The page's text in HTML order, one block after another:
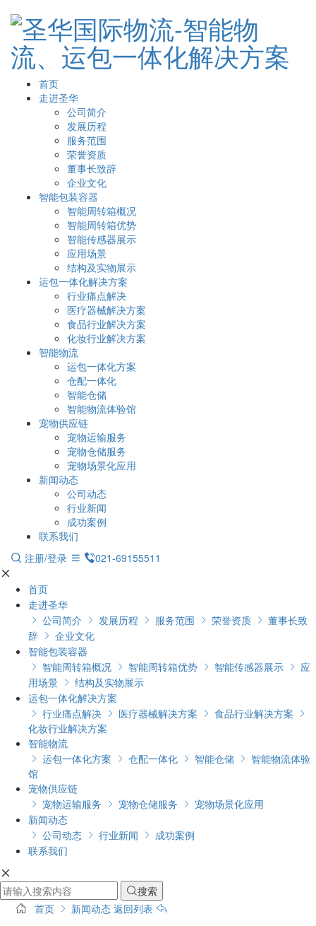
首页
走进圣华
公司简介
发展历程
服务范围
荣誉资质
董事长致辞
企业文化
智能包装容器
智能周转箱概况
智能周转箱优势
智能传感器展示
应用场景
结构及实物展示
运包一体化解决方案
行业痛点解决
医疗器械解决方案
食品行业解决方案
化妆行业解决方案
智能物流
运包一体化方案
仓配一体化
智能仓储
智能物流体验馆
宠物供应链
宠物运输服务
宠物仓储服务
宠物场景化应用
新闻动态
公司动态
行业新闻
成功案例
联系我们
注册/登录
021-69155511
首页
走进圣华
 公司简介  发展历程  服务范围  荣誉资质  董事长致
辞
 企业文化
智能包装容器
 智能周转箱概况  智能周转箱优势  智能传感器展示 
应
用场景
 结构及实物展示
运包一体化解决方案
 行业痛点解决  医疗器械解决方案  食品行业解决方案 
化妆行业解决方案
智能物流
 运包一体化方案  仓配一体化  智能仓储 
智能物流体验
馆
宠物供应链
 宠物运输服务  宠物仓储服务 
宠物场景化应用
新闻动态
 公司动态  行业新闻 
成功案例
联系我们

搜索
首页
新闻动态 返回列表